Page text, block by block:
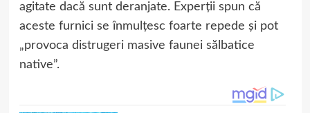
agitate dacă sunt deranjate. Experții spun că
aceste furnici se înmulțesc foarte repede și pot
„provoca distrugeri masive faunei sălbatice
native”.